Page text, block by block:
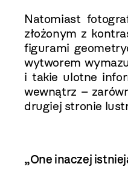
Natomiast
złożonym z
figurami
wytworem
i takie ulotne
wewnątrz –
drugiej stronie
„One inaczej